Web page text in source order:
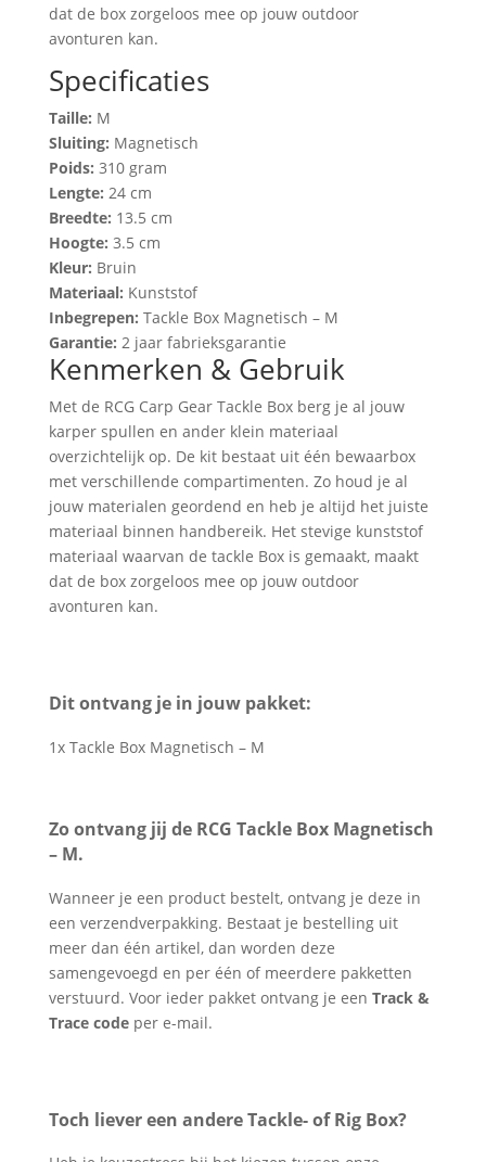
dat de box zorgeloos mee op jouw outdoor
avonturen kan.
Specificaties
Taille: M
Sluiting: Magnetisch
Poids: 310 gram
Lengte: 24 cm
Breedte: 13.5 cm
Hoogte: 3.5 cm
Kleur: Bruin
Materiaal: Kunststof
Inbegrepen: Tackle Box Magnetisch – M
Garantie: 2 jaar fabrieksgarantie
Kenmerken & Gebruik
Met de RCG Carp Gear Tackle Box berg je al jouw
karper spullen en ander klein materiaal
overzichtelijk op. De kit bestaat uit één bewaarbox
met verschillende compartimenten. Zo houd je al
jouw materialen geordend en heb je altijd het juiste
materiaal binnen handbereik. Het stevige kunststof
materiaal waarvan de tackle Box is gemaakt, maakt
dat de box zorgeloos mee op jouw outdoor
avonturen kan.
Dit ontvang je in jouw pakket:
1x Tackle Box Magnetisch – M
Zo ontvang jij de RCG Tackle Box Magnetisch
– M.
Wanneer je een product bestelt, ontvang je deze in
een verzendverpakking. Bestaat je bestelling uit
meer dan één artikel, dan worden deze
samengevoegd en per één of meerdere pakketten
verstuurd. Voor ieder pakket ontvang je een Track &
Trace codeper e-mail.
Toch liever een andere Tackle- of Rig Box?